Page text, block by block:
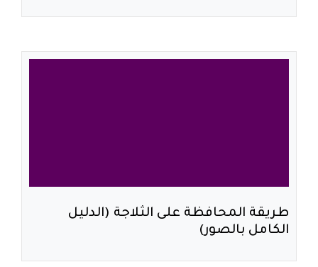
طريقة المحافظة على الثلاجة (الدليل
الكامل بالصور)